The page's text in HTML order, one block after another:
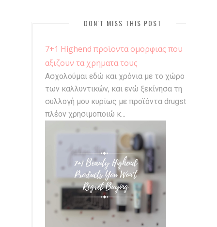
DON'T MISS THIS POST
7+1 Highend προϊοντα ομορφιας που
αξιζουν τα χρηματα τους
Ασχολούμαι εδώ και χρόνια με το χώρο
των καλλυντικών, και ενώ ξεκίνησα τη
συλλογή μου κυρίως με προϊόντα drugstore,
πλέον χρησιμοποιώ κ...